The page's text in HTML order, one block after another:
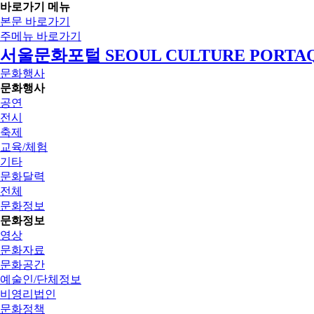
바로가기 메뉴
본문 바로가기
주메뉴 바로가기
서울문화포털 SEOUL CULTURE
문화행사
문화행사
공연
전시
축제
교육/체험
기타
문화달력
전체
문화정보
문화정보
영상
문화자료
문화공간
예술인/단체정보
비영리법인
문화정책